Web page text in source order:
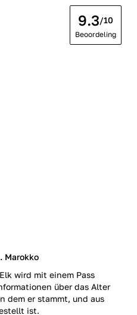
Marokko
wird mit einem Pass
über das Alter
dem er stammt, und aus
ist.
9.3/10
Beoordeling